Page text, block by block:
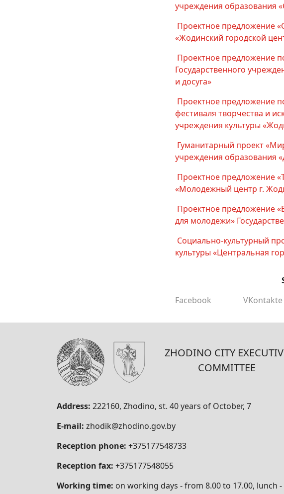
учреждения образования
Проектное предложение
«Жодинский городской
Проектное предложение
Государственного
и досуга»
Проектное предложение
фестиваля творчества и
учреждения культуры
Гуманитарный проект
учреждения образования
Проектное предложение
«Молодежный центр г.
Проектное предложение
для молодежи»
Социально-культурный
культуры «Центральная
Facebook
VKontakte
ZHODINO CITY
COMMITTEE
Address: 222160, Zhodino, st. 40 years of October, 7
E-mail: zhodik@zhodino.gov.by
Reception phone: +375177548733
Reception fax: +375177548055
Working time: on working days - from 8.00 to 17.00, lunch